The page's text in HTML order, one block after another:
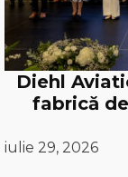
Diehl
fabrică
iulie 29, 2026